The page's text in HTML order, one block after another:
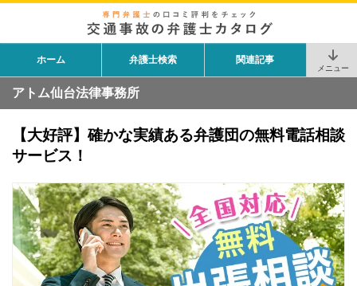
ホーム 弁護士検索 関連記事
メニュー
アトム仙台法律事務所
【大好評】確かな実績ある弁護団の無料電話相談
サービス！